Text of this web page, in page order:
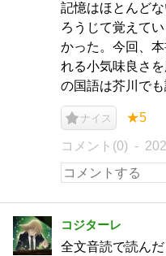
記憶はほとんど
ろうじて覚えて
かった。今回、
れる小気味良さ
の国語は芥川でも
ナイス ★5
コメント(0)
コジターレ
全文音読で読ん